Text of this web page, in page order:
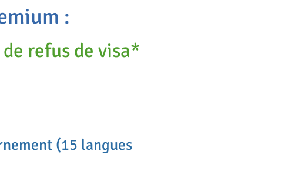
:
de refus de visa*
(15 langues